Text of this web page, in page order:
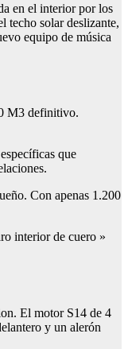
en el interior por los
techo solar deslizante,
equipo de música
M3 definitivo.
que
Con apenas 1.200
interior de cuero »
El motor S14 de 4
y un alerón